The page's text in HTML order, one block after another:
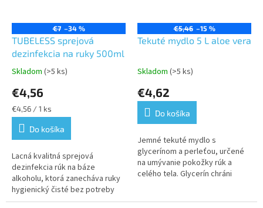
€7 –34 %
TUBELESS sprejová
dezinfekcia na ruky 500ml
Priemerné
produktu
je
5,0
5
hviezdičiek.
Skladom (>5 ks)
€4,56
Jednotková
cena:
€4,56 / 1 ks
Do košíka
Lacná kvalitná sprejová
dezinfekcia rúk na báze
alkoholu, ktorá zanecháva ruky
hygienický čisté bez potreby
vody. Rýchlo schne a poskytuje
€5,46 –15 %
Tekuté mydlo 5 L aloe vera
Priemerné
produktu
5,0
5
hviezdičiek.
Skladom (>5 ks)
€4,62
Do košíka
Jemné tekuté mydlo s
glycerínom a perleťou, určené
na umývanie pokožky rúk a
celého tela. Glycerín chráni